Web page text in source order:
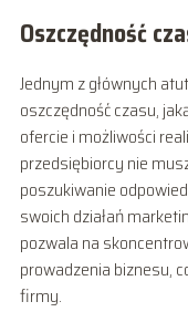
Oszczędność
Jednym z głównych
oszczędność czasu,
ofercie i możliwości
przedsiębiorcy nie
poszukiwanie
swoich działań
pozwala na
prowadzenia biznesu,
firmy.